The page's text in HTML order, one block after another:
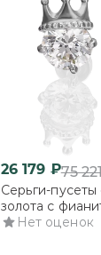
26 179 ₽75
Серьги-
золота с
Нет оценок